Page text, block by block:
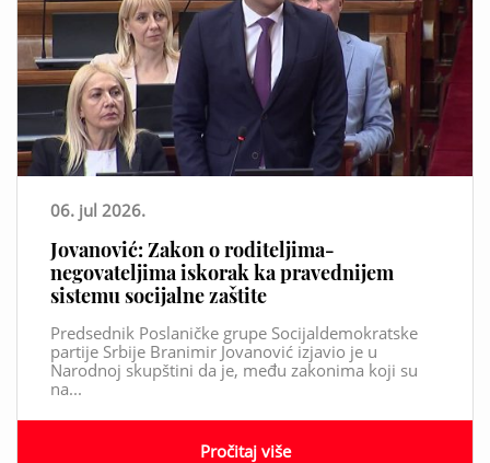
06. jul 2026.
Jovanović: Zakon o roditeljima-
negovateljima iskorak ka pravednijem
sistemu socijalne zaštite
Predsednik Poslaničke grupe Socijaldemokratske
partije Srbije Branimir Jovanović izjavio je u
Narodnoj skupštini da je, među zakonima koji su
na...
Pročitaj više